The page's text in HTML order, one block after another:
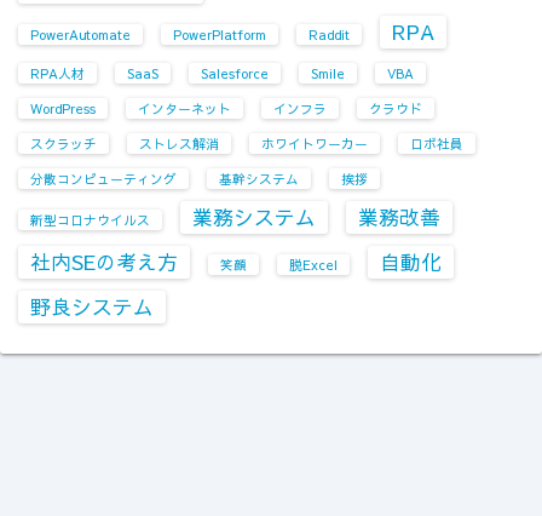
PowerAutomate PowerPlatform Raddit RPA
RPA人材 SaaS Salesforce Smile
VBA
WordPress
インターネット インフラ
クラウド
スクラッチ
ストレス解消 ホワイトワーカー
ロボ社員
分散コンピューティング
基幹システム 挨拶
新型コロナウイルス 業務システム
業務改善
社内SEの考え方
笑顔 脱Excel
自動化
野良システム